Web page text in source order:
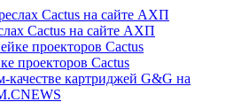
Cactus на сайте АХП
проекторов Cactus